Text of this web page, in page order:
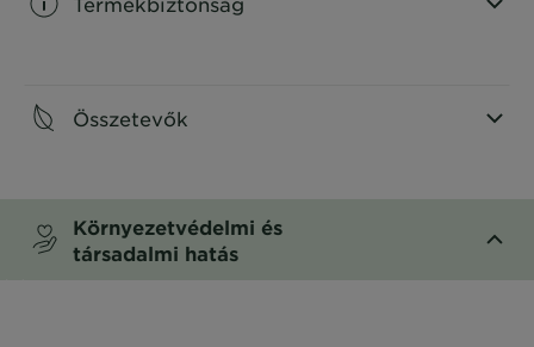
Összetevők
Környezetvédelmi és
társadalmi hatás